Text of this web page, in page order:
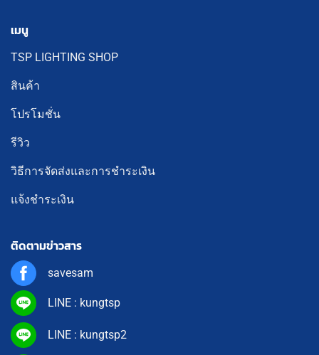
เมนู
TSP LIGHTING SHOP
สินค้า
โปรโมชั่น
รีวิว
วิธีการจัดส่งและการชำระเงิน
แจ้งชำระเงิน
ติดตามข่าวสาร
savesam
LINE : kungtsp
LINE : kungtsp2